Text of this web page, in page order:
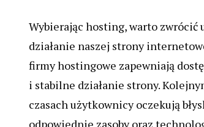
Wybierając hosting, warto zwrócić
działanie naszej strony
firmy hostingowe zapewniają
i stabilne działanie strony.
czasach użytkownicy oczekują
odpowiednie zasoby oraz